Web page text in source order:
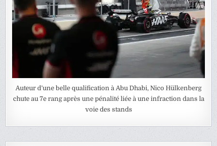
Auteur d’une belle qualification à Abu Dhabi, Nico Hülkenberg
chute au 7e rang après une pénalité liée à une infraction dans la
voie des stands